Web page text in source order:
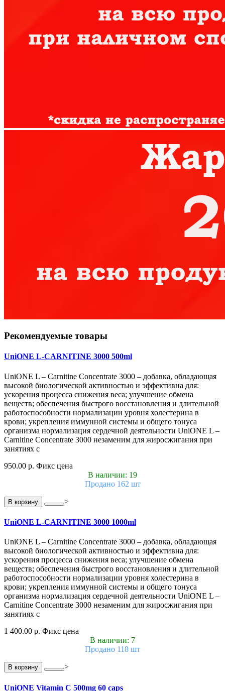
Рекомендуемые товары
UniONE L-CARNITINE 3000 500ml
UniONE L – Carnitine Concentrate 3000 – добавка, обладающая
высокой биологической активностью и эффективна для:
ускорения процесса снижения веса; улучшение обмена
веществ; обеспечения быстрого восстановления и длительной
работоспособности нормализации уровня холестерина в
крови; укрепления иммунной системы и общего тонуса
организма нормализация сердечной деятельности UniONE L –
Carnitine Concentrate 3000 незаменим для жиросжигания при
занятиях с
950.00 р. Фикс цена
В наличии: 19
Продано 162 шт
В корзину >
UniONE L-CARNITINE 3000 1000ml
UniONE L – Carnitine Concentrate 3000 – добавка, обладающая
высокой биологической активностью и эффективна для:
ускорения процесса снижения веса; улучшение обмена
веществ; обеспечения быстрого восстановления и длительной
работоспособности нормализации уровня холестерина в
крови; укрепления иммунной системы и общего тонуса
организма нормализация сердечной деятельности UniONE L –
Carnitine Concentrate 3000 незаменим для жиросжигания при
занятиях с
1 400.00 р. Фикс цена
В наличии: 7
Продано 118 шт
В корзину >
UniONE Vitamin С 500mg 60 caps